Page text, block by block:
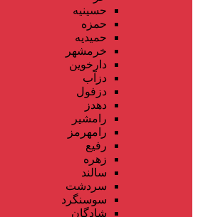
حسینیه
حمزه
حمیدیه
خرمشهر
دارخوین
دزآب
دزفول
دهدز
رامشیر
رامهرمز
رفیع
زهره
سالند
سردشت
سوسنگرد
شادگان